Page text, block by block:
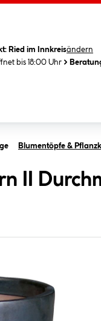
Ried im Innkreisändern
bis 18:00 Uhr
Blumentöpfe &
II